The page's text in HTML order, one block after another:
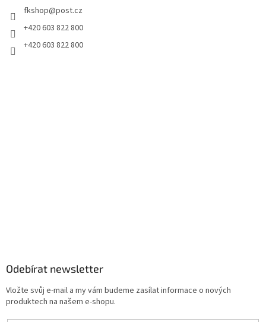
fkshop@post.cz
+420 603 822 800
+420 603 822 800
Odebírat newsletter
Vložte svůj e-mail a my vám budeme zasílat informace o nových
produktech na našem e-shopu.